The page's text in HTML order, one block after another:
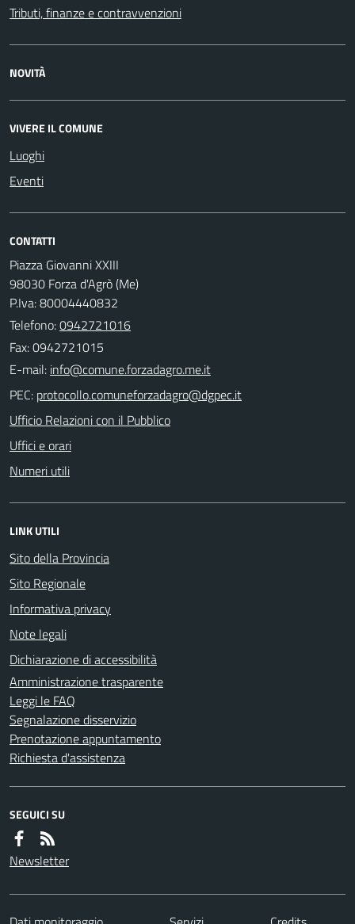
Tributi, finanze e contravvenzioni
NOVITÀ
VIVERE IL COMUNE
Luoghi
Eventi
CONTATTI
Piazza Giovanni XXIII
98030 Forza d'Agrò (Me)
P.Iva: 80004440832
Telefono:0942721016
Fax: 0942721015
E-mail:
PEC:
Ufficio Relazioni con il Pubblico
Uffici e orari
Numeri utili
LINK UTILI
Sito della Provincia
Sito Regionale
Informativa privacy
Note legali
Dichiarazione di accessibilità
Amministrazione trasparente
Leggi le FAQ
Segnalazione disservizio
Prenotazione appuntamento
Richiesta d'assistenza
SEGUICI SU
Newsletter